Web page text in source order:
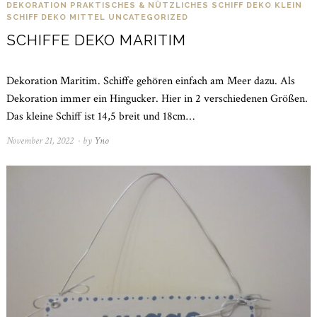
DEKORATION PRAKTISCHES & NÜTZLICHES SCHIFF DEKO KLEIN
SCHIFF DEKO MITTEL UNCATEGORIZED
SCHIFFE DEKO MARITIM
Dekoration Maritim. Schiffe gehören einfach am Meer dazu. Als
Dekoration immer ein Hingucker. Hier in 2 verschiedenen Größen.
Das kleine Schiff ist 14,5 breit und 18cm…
November 21, 2022November
by Yno